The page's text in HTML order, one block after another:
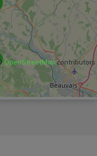
OpenStreetMapcontributors